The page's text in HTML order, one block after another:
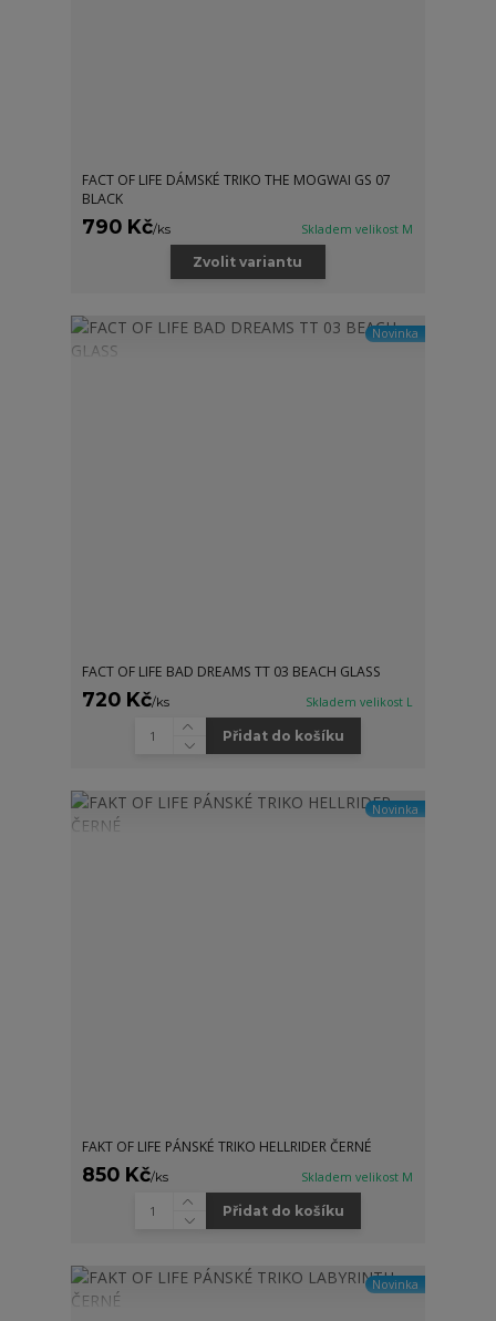
FACT OF LIFE DÁMSKÉ TRIKO THE MOGWAI GS 07
BLACK
790 Kč/ks Skladem velikost M
Zvolit variantu
Novinka
FACT OF LIFE BAD DREAMS TT 03 BEACH GLASS
720 Kč/ks Skladem velikost L
Přidat do košíku
Novinka
FAKT OF LIFE PÁNSKÉ TRIKO HELLRIDER ČERNÉ
850 Kč/ks Skladem velikost M
Přidat do košíku
Novinka